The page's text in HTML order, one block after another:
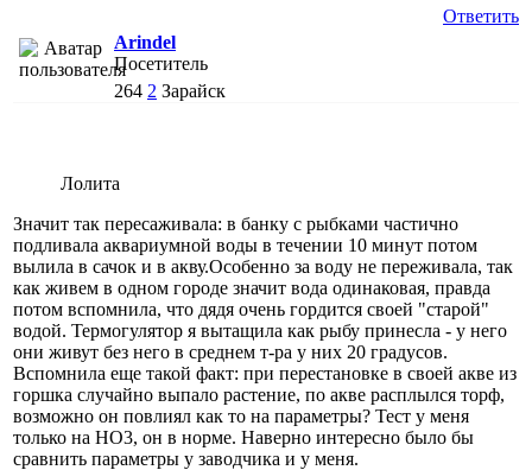
Ответить
Arindel
Посетитель
264 2 Зарайск
Лолита
Значит так пересаживала: в банку с рыбками частично
подливала аквариумной воды в течении 10 минут потом
вылила в сачок и в акву.Особенно за воду не переживала, так
как живем в одном городе значит вода одинаковая, правда
потом вспомнила, что дядя очень гордится своей "старой"
водой. Термогулятор я вытащила как рыбу принесла - у него
они живут без него в среднем т-ра у них 20 градусов.
Вспомнила еще такой факт: при перестановке в своей акве из
горшка случайно выпало растение, по акве расплылся торф,
возможно он повлиял как то на параметры? Тест у меня
только на НО3, он в норме. Наверно интересно было бы
сравнить параметры у заводчика и у меня.